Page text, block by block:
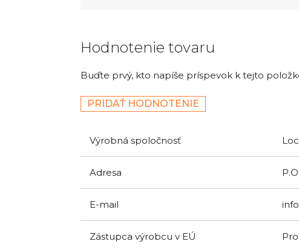
Hodnotenie tovaru
Buďte prvý, kto napíše príspevok k tejto
PRIDAŤ HODNOTENIE
Výrobná spoločnosť
Adresa
E-mail
Zástupca výrobcu v EÚ